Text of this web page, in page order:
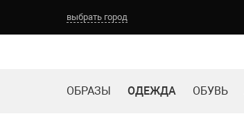
выбрать город
ОБРАЗЫ ОДЕЖДА ОБУВЬ